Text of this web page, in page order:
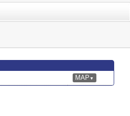
MAP ▼